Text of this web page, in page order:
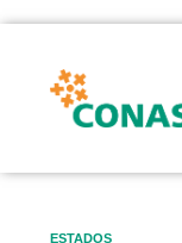
ESTADOS